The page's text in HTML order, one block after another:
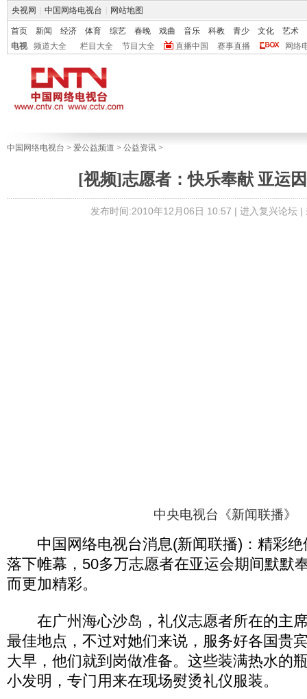
央视网 中国网络电视台 网站地图
首页 新闻 经济 体育 综艺 春晚 戏曲 音乐 科教 青少 文化
艺术
电视
频道大全 栏目大全 节目大全 直播中国 赛事直播 网络
中国网络电视台 > 爱公益频道 > 公益资讯 >
[视频]志愿者：快乐奉献 亚运
发布时间:2010年12月06日 10:57 | 进入复兴论坛|
中央电视台《新闻联播》
中国网络电视台消息(新闻联播)：精彩绝
落下帷幕，50多万志愿者在亚运会期间默默
而更加精彩。
在广州海心沙岛，礼仪志愿者所在的主
最佳地点，不过对她们来说，服务好各国贵
大早，他们就到岗做准备。这些装满热水的
小发明，专门用来在现场熨烫礼仪服装。